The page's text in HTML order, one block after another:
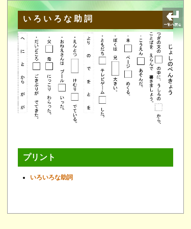
いろいろな助詞
プリント
いろいろな助詞